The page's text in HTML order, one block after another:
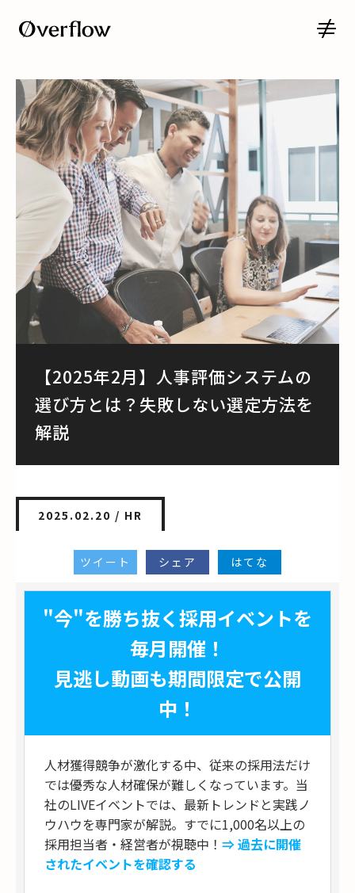
【2025年2月】人事評価システムの
選び方とは？失敗しない選定方法を
解説
2025.02.20 / HR
ツイート シェア はてな
"今"を勝ち抜く採用イベントを
毎月開催！
見逃し動画も期間限定で公開
中！
人材獲得競争が激化する中、従来の採用法だけ
では優秀な人材確保が難しくなっています。当
社のLIVEイベントでは、最新トレンドと実践ノ
ウハウを専門家が解説。すでに1,000名以上の
採用担当者・経営者が視聴中！ ⇒ 過去に開催
されたイベントを確認する